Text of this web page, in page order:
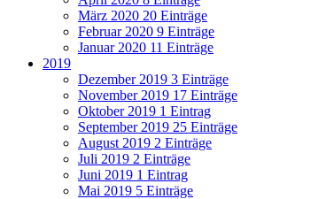
März 2020 20 Einträge
Februar 2020 9 Einträge
Januar 2020 11 Einträge
2019
Dezember 2019 3 Einträge
November 2019 17 Einträge
Oktober 2019 1 Eintrag
September 2019 25 Einträge
August 2019 2 Einträge
Juli 2019 2 Einträge
Juni 2019 1 Eintrag
Mai 2019 5 Einträge